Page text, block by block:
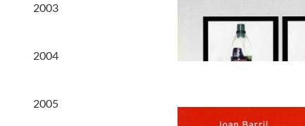
2003
2004
2005